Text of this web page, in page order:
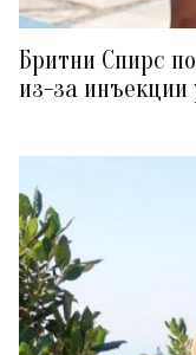
Бритни Спирс
из-за инъекции